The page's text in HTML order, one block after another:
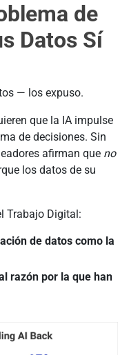
de
Datos Sí
— los expuso.
que la IA impulse
de decisiones. Sin
afirman que no
los datos de su
Trabajo Digital:
de datos como la
razón por la que han